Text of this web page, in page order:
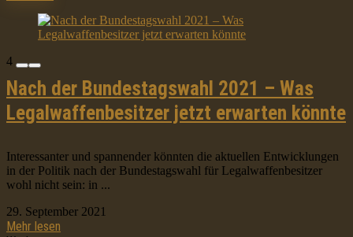
4
Nach der Bundestagswahl 2021 – Was
Legalwaffenbesitzer jetzt erwarten könnte
Interessanter und spannender könnten die aktuellen Entwicklungen
in der Politik nach der Bundestagswahl für Legalwaffenbesitzer
wohl nicht sein: in ...
29. September 2021
Mehr lesen